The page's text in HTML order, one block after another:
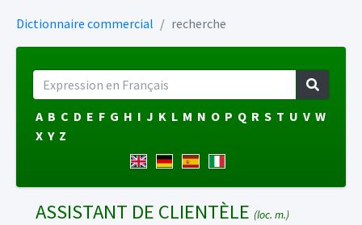
Dictionnaire commercial recherche
A B C D E F G H I J K L M N O P Q R S T U V W
X Y Z
ASSISTANT DE CLIENTÈLE (loc. m.)